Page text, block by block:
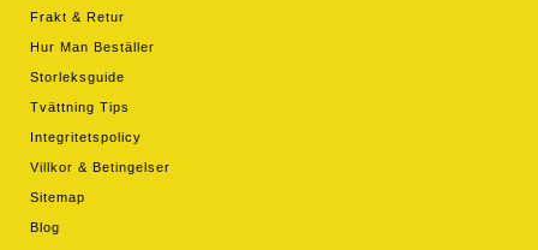
Frakt & Retur
Hur Man Beställer
Storleksguide
Tvättning Tips
Integritetspolicy
Villkor & Betingelser
Sitemap
Blog